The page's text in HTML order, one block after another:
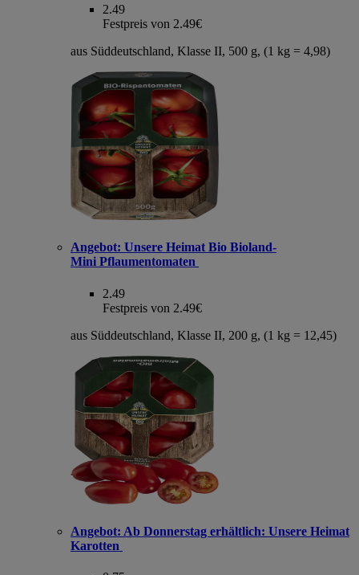
2.49
Festpreis von 2.49€
aus Süddeutschland, Klasse II, 500 g, (1 kg = 4,98)
Angebot: Unsere Heimat Bio Bioland-
Mini Pflaumentomaten
2.49
Festpreis von 2.49€
aus Süddeutschland, Klasse II, 200 g, (1 kg = 12,45)
Angebot: Ab Donnerstag erhältlich: Unsere Heimat
Karotten